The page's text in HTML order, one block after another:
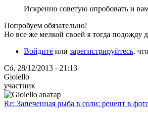
Искренно советую опробовать и
Попробуем обязательно!
Но все же мелкой своей я тогда подожду
Войдите или зарегистрируйтесь,
Сб, 28/12/2013 - 21:13
Gioiello
участник
Re: Запеченная рыба в соли: рецепт в